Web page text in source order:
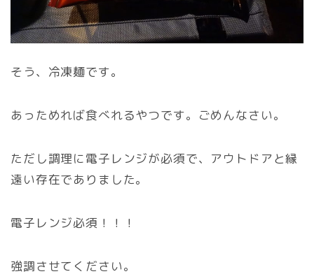
そう、冷凍麺です。
あっためれば食べれるやつです。ごめんなさい。
ただし調理に電子レンジが必須で、アウトドアと縁
遠い存在でありました。
電子レンジ必須！！！
強調させてください。